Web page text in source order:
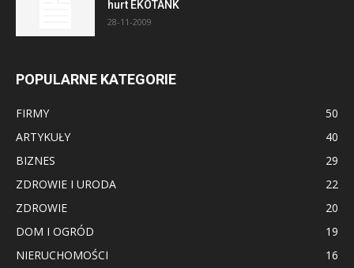
hurt EKOTANK
28-11-2009
POPULARNE KATEGORIE
FIRMY
50
ARTYKUŁY
40
BIZNES
29
ZDROWIE I URODA
22
ZDROWIE
20
DOM I OGRÓD
19
NIERUCHOMOŚCI
16